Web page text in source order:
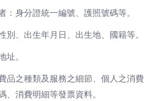
：身分證統一編號、護照號碼等。
別、出生年月日、出生地、國籍等。
址。
品之種類及服務之細節、個人之消費
、消費明細等發票資料。